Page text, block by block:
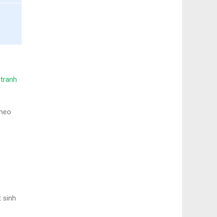
sinh